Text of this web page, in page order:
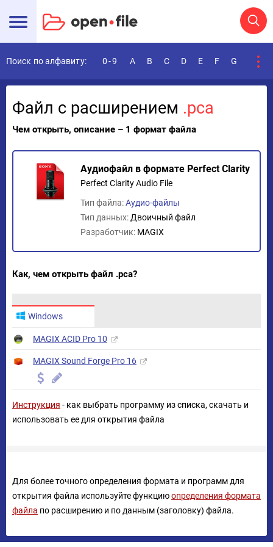
Поиск по алфавиту: 0-9 A B C D E F G
Файл с расширением .pca
Чем открыть, описание – 1 формат файла
Аудиофайл в формате Perfect Clarity
Perfect Clarity Audio File
Тип файла:Аудио-файлы
Тип данных: Двоичный файл
Разработчик: MAGIX
Как, чем открыть файл .pca?
Windows
MAGIX ACID Pro 10
MAGIX Sound Forge Pro 16
Инструкция - как выбрать программу из списка, скачать и
использовать ее для открытия файла
Для более точного определения формата и программ для
открытия файла используйте функциюопределения формата
файла по расширению и по данным (заголовку) файла.